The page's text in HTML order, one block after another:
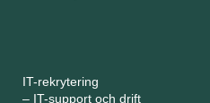
IT-rekrytering
– IT-support och drift